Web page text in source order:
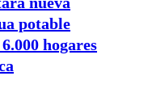
potable
hogares